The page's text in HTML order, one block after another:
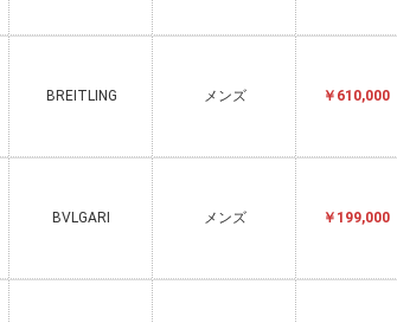
BREITLING メンズ ￥610,000
BVLGARI メンズ ￥199,000